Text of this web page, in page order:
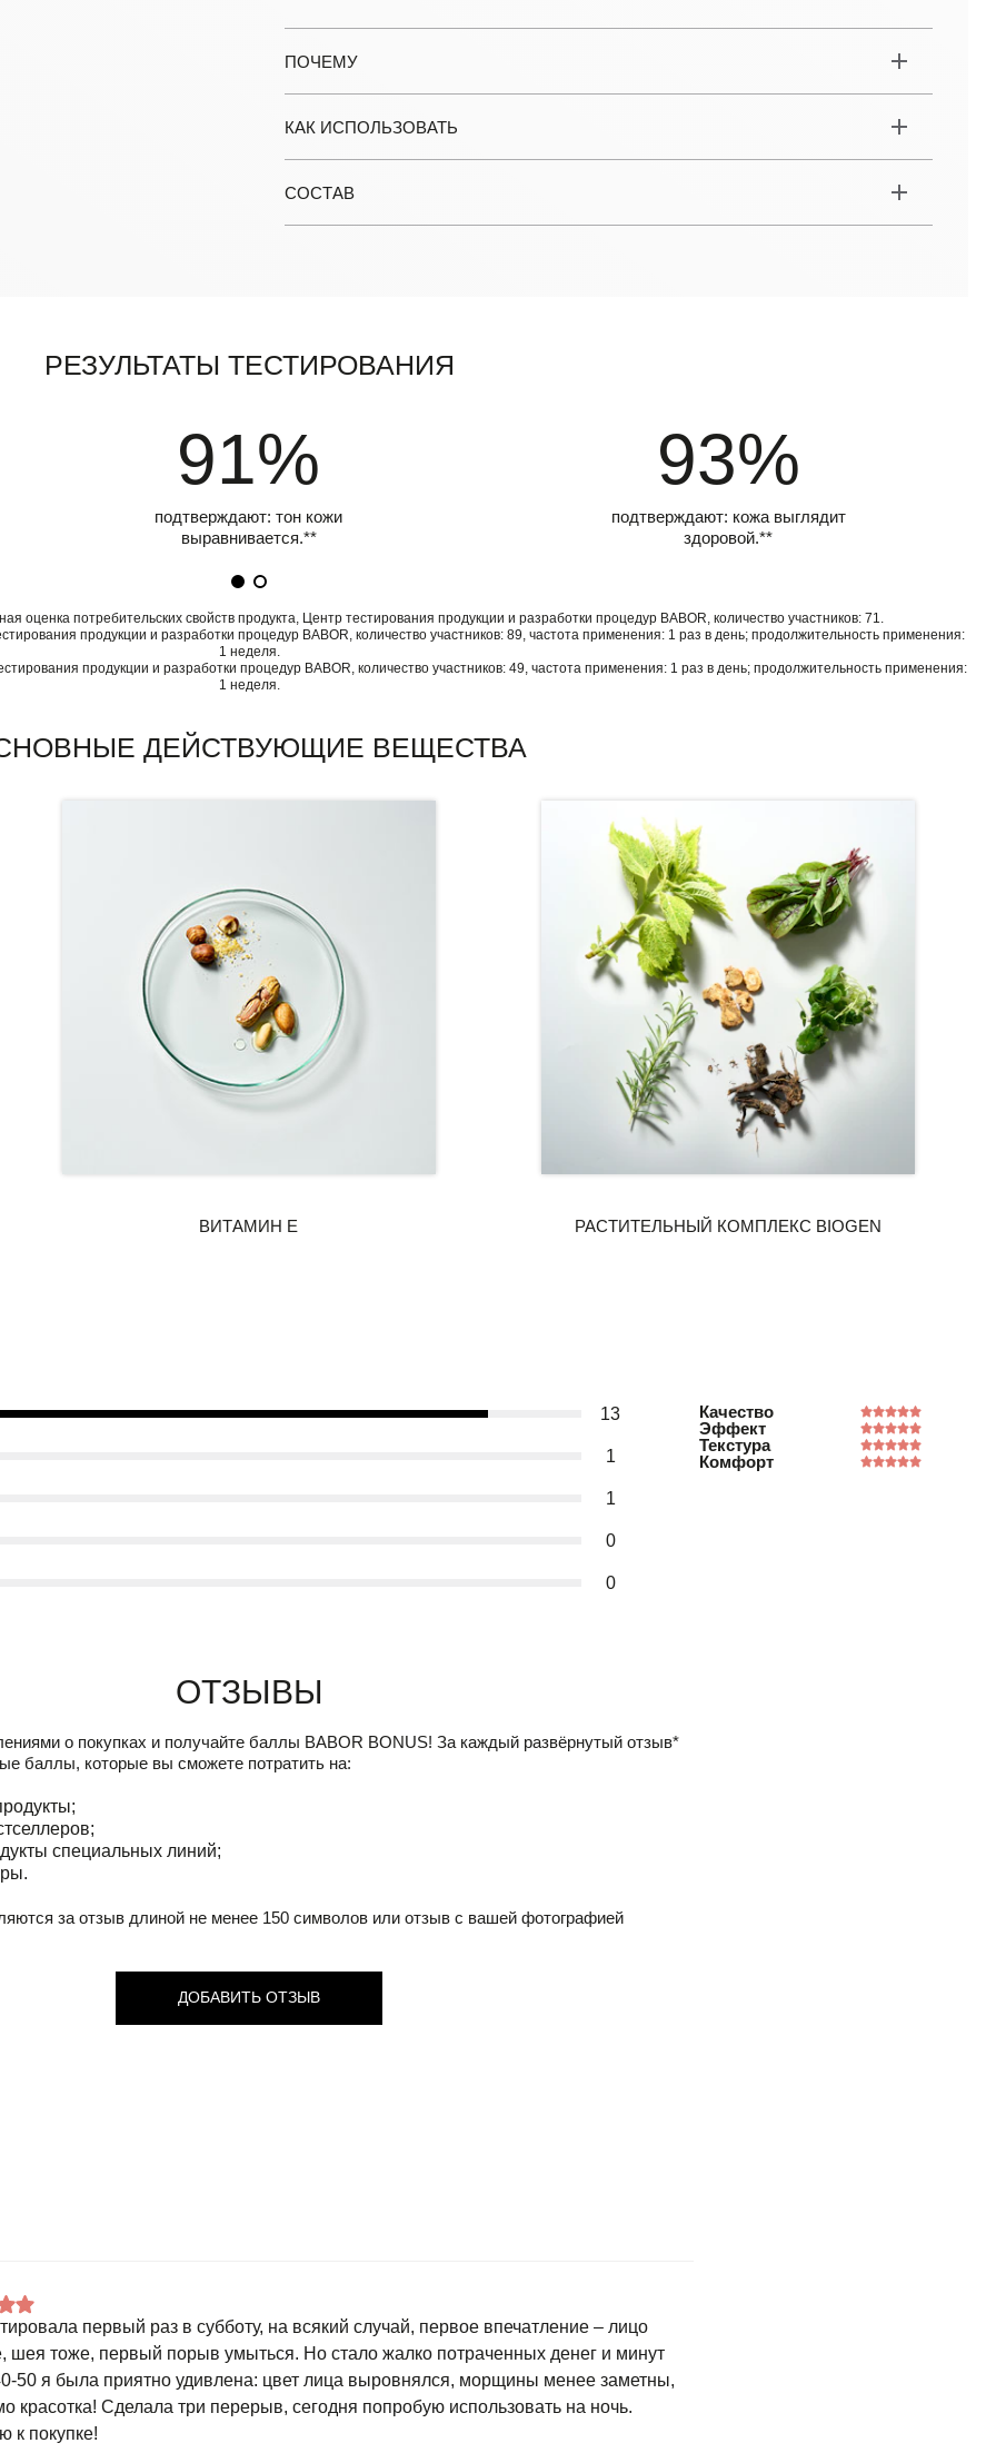
ПОЧЕМУ
КАК ИСПОЛЬЗОВАТЬ
СОСТАВ
Результаты тестирования
91%
подтверждают: тон кожи
выравнивается.**
93%
подтверждают: кожа выглядит
здоровой.**
оценка потребительских свойств продукта, Центр тестирования продукции и разработки процедур BABOR, количество участников: 71.
продукции и разработки процедур BABOR, количество участников: 89, частота применения: 1 раз в день; продолжительность применения:
1 неделя.
продукции и разработки процедур BABOR, количество участников: 49, частота применения: 1 раз в день; продолжительность применения:
1 неделя.
ДЕЙСТВУЮЩИЕ ВЕЩЕСТВА
13
1
1
0
0
Качество
Эффект
Текстура
Комфорт
Отзывы
о покупках и получайте баллы BABOR BONUS! За каждый развёрнутый отзыв*
баллы, которые вы сможете потратить на:
специальных линий;
за отзыв длиной не менее 150 символов или отзыв с вашей фотографией
ДОБАВИТЬ ОТЗЫВ
первый раз в субботу, на всякий случай, первое впечатление – лицо
шея тоже, первый порыв умыться. Но стало жалко потраченных денег и минут
50 я была приятно удивлена: цвет лица выровнялся, морщины менее заметны,
красотка! Сделала три перерыв, сегодня попробую использовать на ночь.
к покупке!